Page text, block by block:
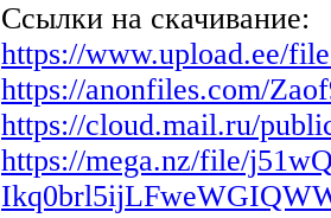
Ссылки на скачивание:
https://www.upload.ee/
https://anonfiles.com/
https://cloud.mail.ru/
https://mega.nz/file/